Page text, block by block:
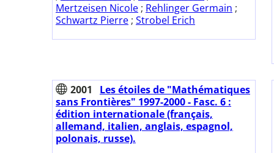
Mertzeisen Nicole ; Rehlinger Germain ;
Schwartz Pierre ; Strobel Erich
2001
Les étoiles de "Mathématiques
sans Frontières" 1997-2000 - Fasc. 6 :
édition internationale (français,
allemand, italien, anglais, espagnol,
polonais, russe).